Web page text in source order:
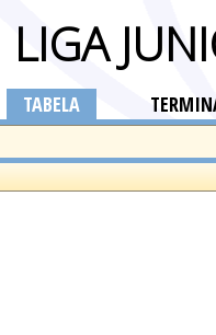
LIGA
TABELA